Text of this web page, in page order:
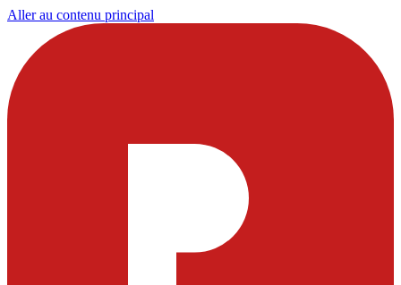
Aller au contenu principal